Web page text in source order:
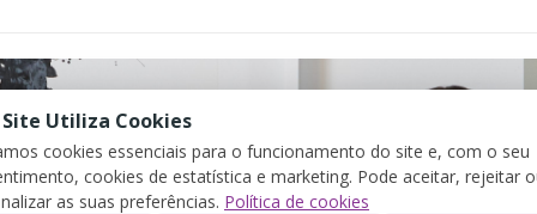
Site Utiliza Cookies
cookies essenciais para o funcionamento do site e, com o seu
cookies de estatística e marketing. Pode aceitar, rejeitar
as suas preferências. Política de cookies